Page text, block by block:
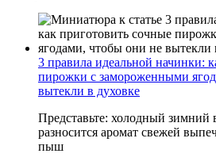
3 правила идеальной начинки:
пирожки с замороженными
вытекли в духовке
Представьте: холодный зимний
разносится аромат свежей
пыш